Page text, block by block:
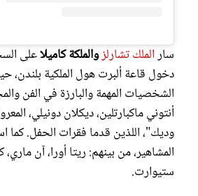
سارالملك تشارلزوالملكة كاميلاعلى
دخول قاعة ألبرت هول الملكية بلندن،
الشخصيات المهمة والبارزة في الفن
أنتوني ماكبارتلين، ديكلان دونيلي،
وديك"، اللذين قدما فقرات الحفل. كما
المشاهير، من بينهم: ريتا أورا، آن
ستيوارت.